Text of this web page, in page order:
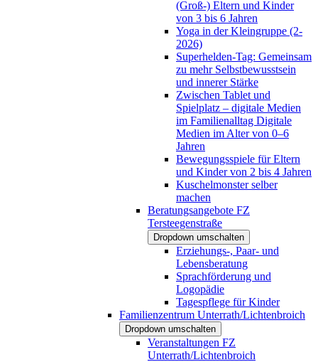
(Groß-) Eltern und Kinder
von 3 bis 6 Jahren
Yoga in der Kleingruppe (2-
2026)
Superhelden-Tag: Gemeinsam
zu mehr Selbstbewusstsein
und innerer Stärke
Zwischen Tablet und
Spielplatz – digitale Medien
im Familienalltag Digitale
Medien im Alter von 0–6
Jahren
Bewegungsspiele für Eltern
und Kinder von 2 bis 4 Jahren
Kuschelmonster selber
machen
Beratungsangebote FZ
Tersteegenstraße
Dropdown umschalten
Erziehungs-, Paar- und
Lebensberatung
Sprachförderung und
Logopädie
Tagespflege für Kinder
Familienzentrum Unterrath/Lichtenbroich
Dropdown umschalten
Veranstaltungen FZ
Unterrath/Lichtenbroich